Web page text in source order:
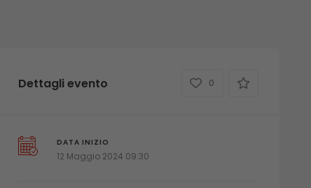
Dettagli evento 0
DATA INIZIO
12 Maggio 2024 09:30